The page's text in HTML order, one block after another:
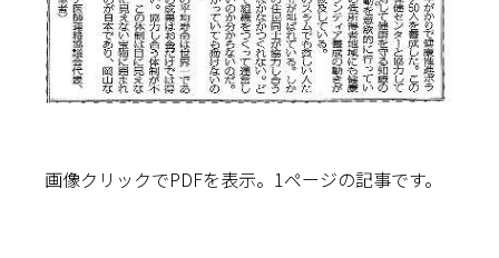
画像クリックでPDFを表示。1ページの記事です。